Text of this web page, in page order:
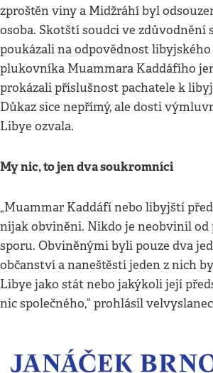
zproštěn viny a Midžráhí byl
osoba. Skotští soudci ve zdůvodnění
poukázali na odpovědnost
plukovníka Muammara Kaddáfího
prokázali příslušnost pachatele k
Důkaz sice nepřímý, ale dosti
Libye ozvala.
My nic, to jen dva soukromníci
„Muammar Kaddáfí nebo libyjští
nijak obviněni. Nikdo je neobvinil od
sporu. Obviněnými byli pouze dva
občanství a naneštěstí jeden z nich
Libye jako stát nebo jakýkoli její
nic společného,“ prohlásil